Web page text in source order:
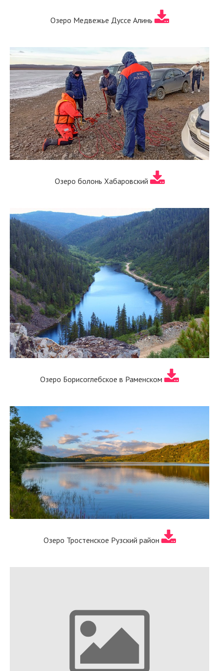
Озеро Медвежье Дуссе Алинь
Озеро болонь Хабаровский
Озеро Борисоглебское в Раменском
Озеро Тростенское Рузский район